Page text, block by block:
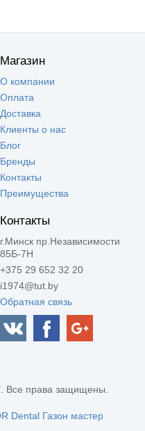
Магазин
О компании
Оплата
Доставка
Клиенты о нас
Блог
Бренды
Контакты
Преимущества
Контакты
г.Минск пр.Независимости
85Б-7Н
+375 29 652 32 20
i1974@tut.by
Обратная связь
права защищены.
Dental Газон мастер